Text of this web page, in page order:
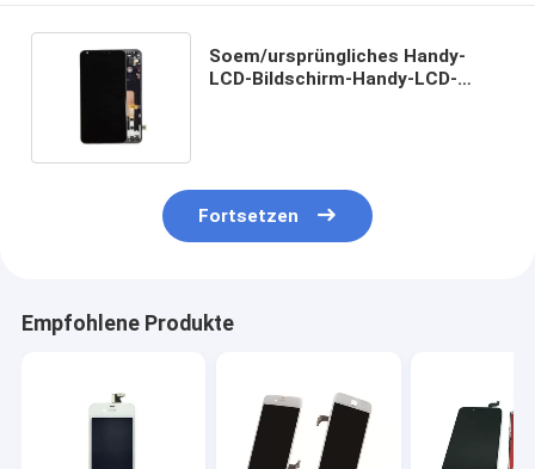
Soem/ursprüngliches Handy-
LCD-Bildschirm-Handy-LCD-
Fortsetzen
Empfohlene Produkte